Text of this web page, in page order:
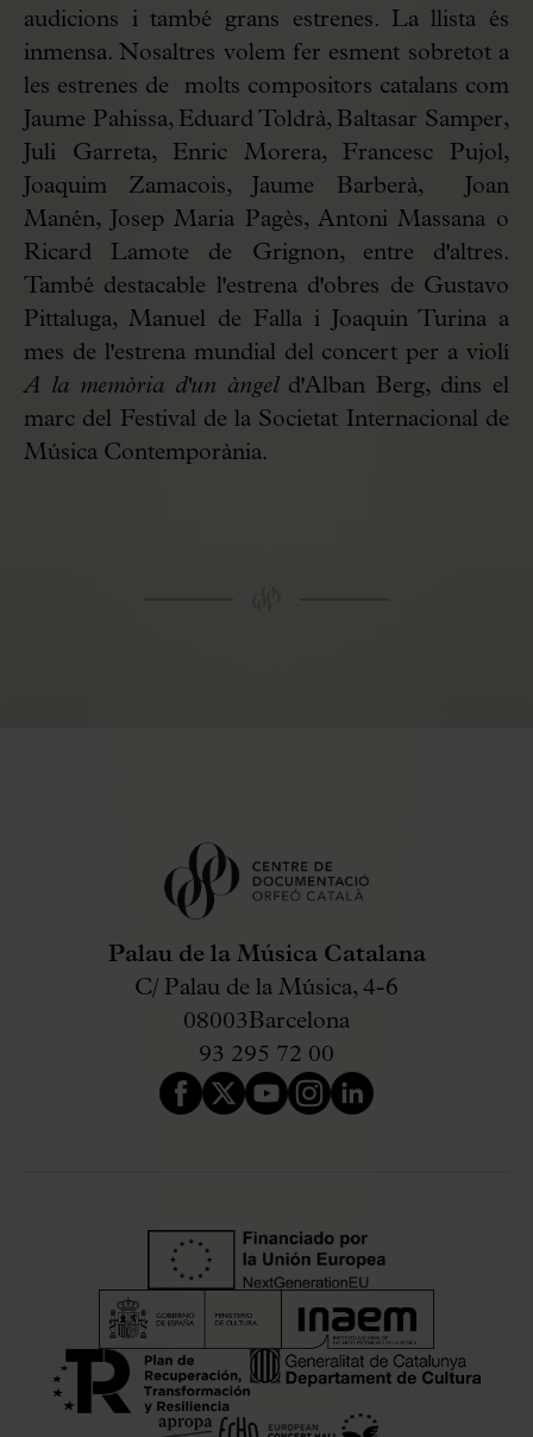
audicions i també grans estrenes. La llista és
inmensa. Nosaltres volem fer esment sobretot a
les estrenes de molts compositors catalans com
Jaume Pahissa, Eduard Toldrà, Baltasar Samper,
Juli Garreta, Enric Morera, Francesc Pujol,
Joaquim Zamacois, Jaume Barberà, Joan
Manén, Josep Maria Pagès, Antoni Massana o
Ricard Lamote de Grignon, entre d'altres.
També destacable l'estrena d'obres de Gustavo
Pittaluga, Manuel de Falla i Joaquin Turina a
mes de l'estrena mundial del concert per a violí
A la memòria d'un àngel d'Alban Berg, dins el
marc del Festival de la Societat Internacional de
Música Contemporània.
Palau de la Música Catalana
C/ Palau de la Música, 4-6
08003Barcelona
93 295 72 00